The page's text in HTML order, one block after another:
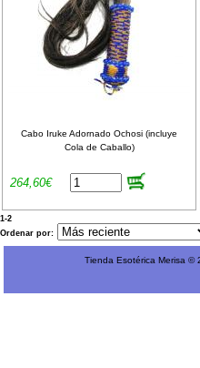
Cabo Iruke Adornado Ochosi (incluye
Cola de Caballo)
264,60€
1-2
Ordenar por:
Tienda Esotérica Merisa ©